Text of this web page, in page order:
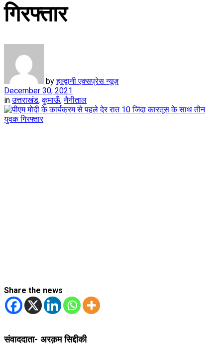
गिरफ्तार
by हल्द्वानी एक्सप्रेस न्यूज़
December 30, 2021
in उत्तराखंड,कुमाऊँ,नैनीताल
Share the news
संवाददाता- अरक़म सिद्दीकी